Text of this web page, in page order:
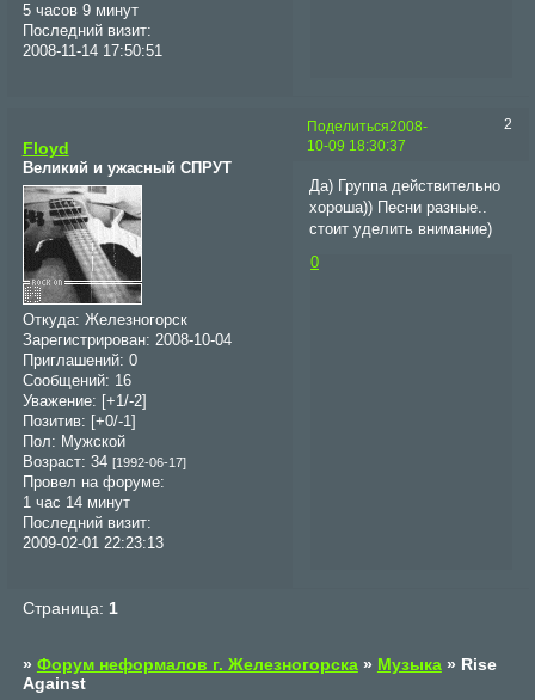
5 часов 9 минут
Последний визит:
2008-11-14 17:50:51
Поделиться 2
2008-
10-09 18:30:37
Floyd
Великий и ужасный СПРУТ
Откуда: Железногорск
Зарегистрирован: 2008-10-04
Приглашений: 0
Сообщений: 16
Уважение: [+1/-2]
Позитив: [+0/-1]
Пол: Мужской
Возраст: 34 [1992-06-17]
Провел на форуме:
1 час 14 минут
Последний визит:
2009-02-01 22:23:13
Да) Группа действительно
хороша)) Песни разные..
стоит уделить внимание)
0
Страница: 1
» Форум неформалов г. Железногорска » Музыка » Rise
Against